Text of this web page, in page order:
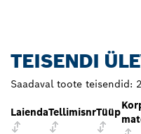
TEISENDI
Saadaval toote teisendid: 2
LaiendaTellimisnrTüüp